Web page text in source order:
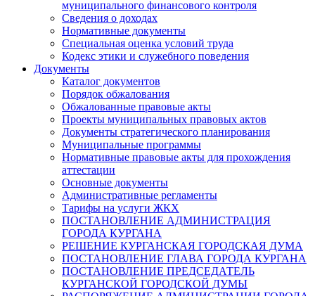
муниципального финансового контроля
Сведения о доходах
Нормативные документы
Специальная оценка условий труда
Кодекс этики и служебного поведения
Документы
Каталог документов
Порядок обжалования
Обжалованные правовые акты
Проекты муниципальных правовых актов
Документы стратегического планирования
Муниципальные программы
Нормативные правовые акты для прохождения
аттестации
Основные документы
Административные регламенты
Тарифы на услуги ЖКХ
ПОСТАНОВЛЕНИЕ АДМИНИСТРАЦИЯ
ГОРОДА КУРГАНА
РЕШЕНИЕ КУРГАНСКАЯ ГОРОДСКАЯ ДУМА
ПОСТАНОВЛЕНИЕ ГЛАВА ГОРОДА КУРГАНА
ПОСТАНОВЛЕНИЕ ПРЕДСЕДАТЕЛЬ
КУРГАНСКОЙ ГОРОДСКОЙ ДУМЫ